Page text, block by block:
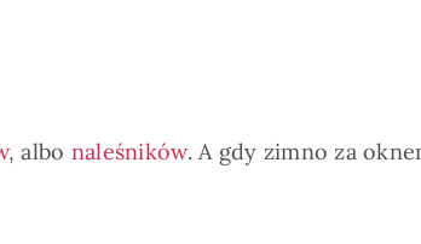
, albo naleśników. A gdy zimno za